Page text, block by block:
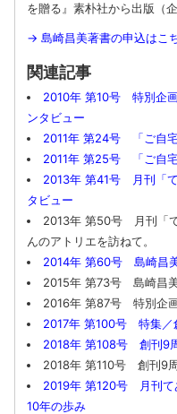
を贈る』素朴社から出版（
→ 島崎昌美著書の申込はこ
関連記事
2010年 第10号 特別企
ンタビュー
2011年 第24号 「ご自
2011年 第25号 「ご自
2013年 第41号 月刊「
タビュー
2013年 第50号 月刊「
んのアトリエを訪ねて。
2014年 第60号 島崎昌
2015年 第73号 島崎昌
2016年 第87号 特別企
2017年 第100号 特集
2018年 第108号 創刊9
2018年 第110号 創刊
2019年 第120号 月刊て
10年の歩み